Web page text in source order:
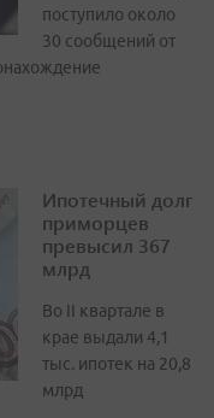
поступило около
30 сообщений от
Ипотечный долг
приморцев
превысил 367
млрд
Во II квартале в
крае выдали 4,1
тыс. ипотек на 20,8
млрд